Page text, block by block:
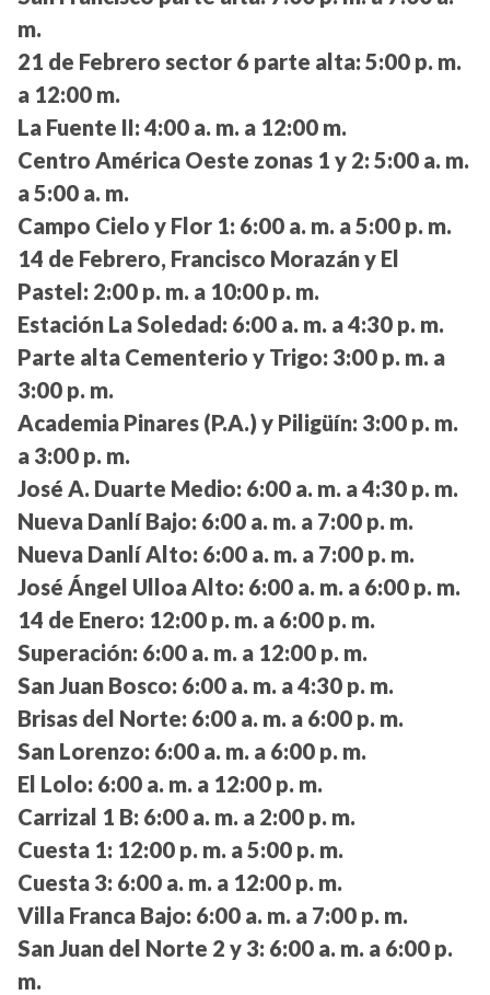
m.
21 de Febrero sector 6 parte alta: 5:00 p. m.
a 12:00 m.
La Fuente II: 4:00 a. m. a 12:00 m.
Centro América Oeste zonas 1 y 2: 5:00 a. m.
a 5:00 a. m.
Campo Cielo y Flor 1: 6:00 a. m. a 5:00 p. m.
14 de Febrero, Francisco Morazán y El
Pastel: 2:00 p. m. a 10:00 p. m.
Estación La Soledad: 6:00 a. m. a 4:30 p. m.
Parte alta Cementerio y Trigo: 3:00 p. m. a
3:00 p. m.
Academia Pinares (P.A.) y Piligüín: 3:00 p. m.
a 3:00 p. m.
José A. Duarte Medio: 6:00 a. m. a 4:30 p. m.
Nueva Danlí Bajo: 6:00 a. m. a 7:00 p. m.
Nueva Danlí Alto: 6:00 a. m. a 7:00 p. m.
José Ángel Ulloa Alto: 6:00 a. m. a 6:00 p. m.
14 de Enero: 12:00 p. m. a 6:00 p. m.
Superación: 6:00 a. m. a 12:00 p. m.
San Juan Bosco: 6:00 a. m. a 4:30 p. m.
Brisas del Norte: 6:00 a. m. a 6:00 p. m.
San Lorenzo: 6:00 a. m. a 6:00 p. m.
El Lolo: 6:00 a. m. a 12:00 p. m.
Carrizal 1 B: 6:00 a. m. a 2:00 p. m.
Cuesta 1: 12:00 p. m. a 5:00 p. m.
Cuesta 3: 6:00 a. m. a 12:00 p. m.
Villa Franca Bajo: 6:00 a. m. a 7:00 p. m.
San Juan del Norte 2 y 3: 6:00 a. m. a 6:00 p.
m.